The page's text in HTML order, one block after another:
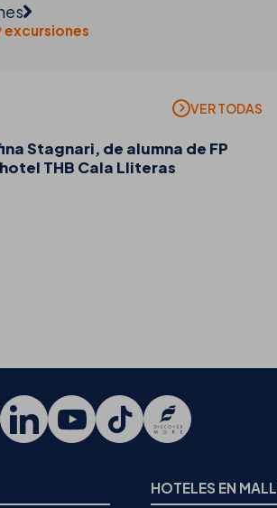
excursiones
VER TODAS
Stagnari, de alumna de FP
THB Cala Lliteras
HOTELES EN